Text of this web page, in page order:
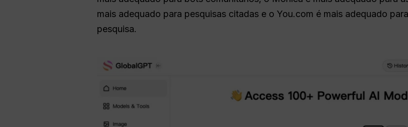
mais adequado para pesquisas citadas e o You.com é mais adequado
pesquisa.